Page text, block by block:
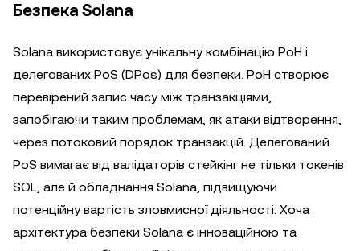
Безпека Solana
Solana використовує унікальну комбінацію PoH і
делегованих PoS (DPos) для безпеки. PoH створює
перевірений запис часу між транзакціями,
запобігаючи таким проблемам, як атаки відтворення,
через потоковий порядок транзакцій. Делегований
PoS вимагає від валідаторів стейкінг не тільки токенів
SOL, але й обладнання Solana, підвищуючи
потенційну вартість зловмисної діяльності. Хоча
архітектура безпеки Solana є інноваційною та